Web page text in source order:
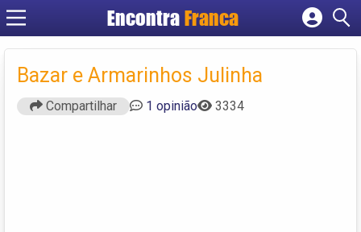
Encontra Franca
Cadastrar empresa
Criar conta
Bazar e Armarinhos Julinha
Compartilhar 1 opinião 3334